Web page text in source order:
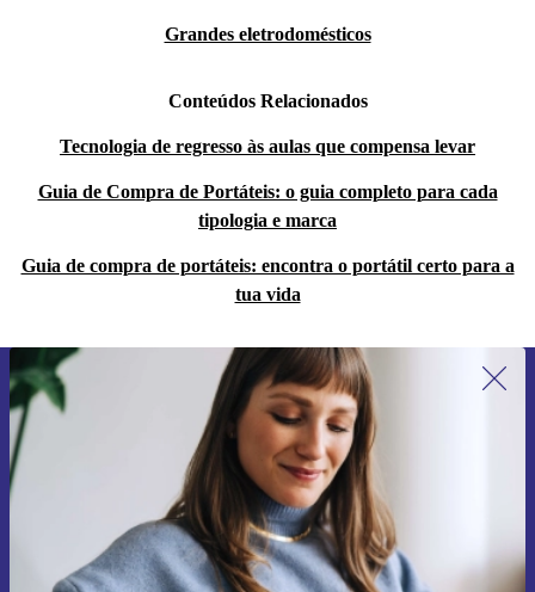
Grandes eletrodomésticos
Conteúdos Relacionados
Tecnologia de regresso às aulas que compensa levar
Guia de Compra de Portáteis: o guia completo para cada
tipologia e marca
Guia de compra de portáteis: encontra o portátil certo para a
tua vida
Subscreve a nossa newsletter pela
primeira vez e poupa 15€!
Não percas mais nenhuma oferta.